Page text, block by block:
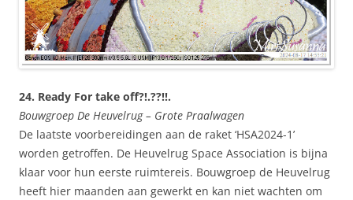
24. Ready For take off?!.??!!.
Bouwgroep De Heuvelrug – Grote Praalwagen
De laatste voorbereidingen aan de raket ‘HSA2024-1’
worden getroffen. De Heuvelrug Space Association is bijna
klaar voor hun eerste ruimtereis. Bouwgroep de Heuvelrug
heeft hier maanden aan gewerkt en kan niet wachten om